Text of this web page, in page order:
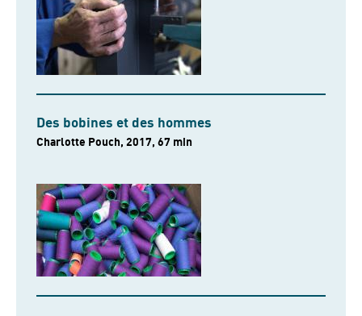
Des bobines et des hommes
Charlotte Pouch, 2017, 67 min